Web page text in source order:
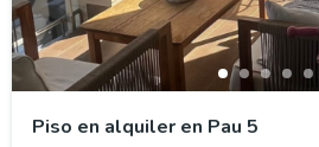
Piso en alquiler en Pau 5